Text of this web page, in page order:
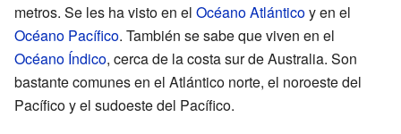
metros. Se les ha visto en el Océano Atlánticoy en el
Océano Pacífico. También se sabe que viven en el
Océano Índico, cerca de la costa sur de Australia. Son
bastante comunes en el Atlántico norte, el noroeste del
Pacífico y el sudoeste del Pacífico.